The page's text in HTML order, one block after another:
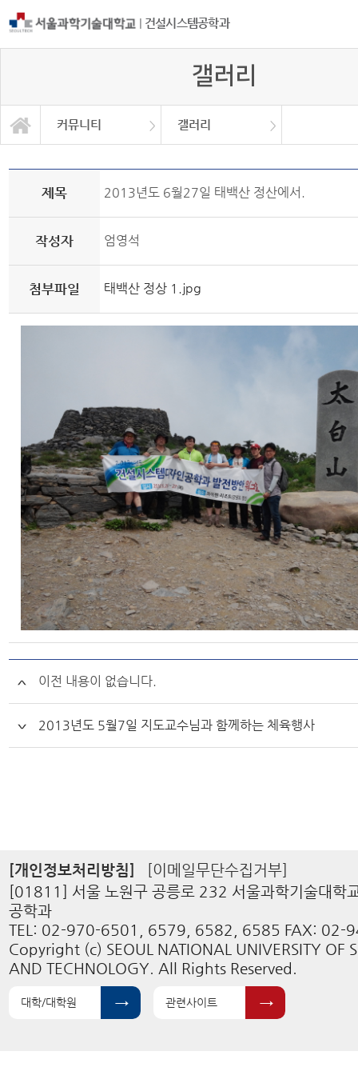
| 건설시스템공학과
갤러리
커뮤니티 갤러리
학과소개
교과과정
학사정보
대학원
정보광장
커뮤니티
학과소식
제목 2013년도 6월27일 태백산 정산에서.
작성자 엄영석
첨부파일 태백산 정상 1.jpg
이전 내용이 없습니다.
2013년도 5월7일 지도교수님과 함께하는 체육행사
[개인정보처리방침]
[이메일무단수집거부]
[01811] 서울 노원구 공릉로 232 서울과학기술대학
공학과
TEL: 02-970-6501, 6579, 6582, 6585 FAX: 02-
Copyright (c) SEOUL NATIONAL UNIVERSITY OF
AND TECHNOLOGY. All Rights Reserved.
대학/대학원 관련사이트